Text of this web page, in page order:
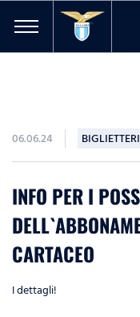
06.06.24
INFO PER I
CARTACEO
I dettagli!